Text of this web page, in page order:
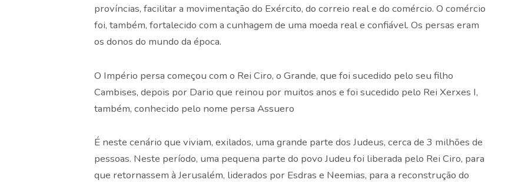
províncias, facilitar a movimentação do Exército, do correio real e do comércio. O comércio
foi, também, fortalecido com a cunhagem de uma moeda real e confiável. Os persas eram
os donos do mundo da época.
O Império persa começou com o Rei Ciro, o Grande, que foi sucedido pelo seu filho
Cambises, depois por Dario que reinou por muitos anos e foi sucedido pelo Rei Xerxes I,
também, conhecido pelo nome persa Assuero
É neste cenário que viviam, exilados, uma grande parte dos Judeus, cerca de 3 milhões de
pessoas. Neste período, uma pequena parte do povo Judeu foi liberada pelo Rei Ciro, para
que retornassem à Jerusalém, liderados por Esdras e Neemias, para a reconstrução do